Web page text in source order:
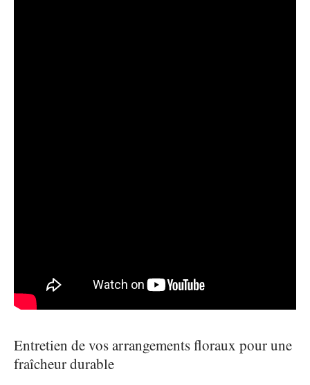
Entretien de vos arrangements floraux pour une
fraîcheur durable